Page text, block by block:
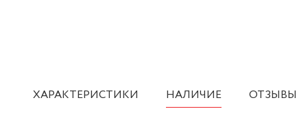
ХАРАКТЕРИСТИКИ НАЛИЧИЕ ОТЗЫВЫ